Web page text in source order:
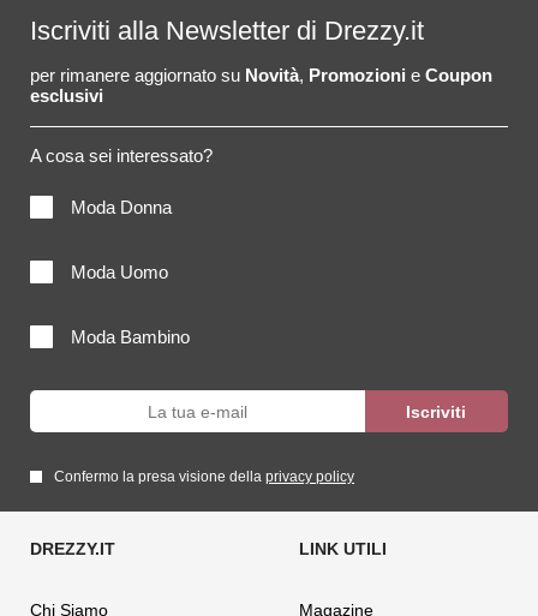
Iscriviti alla Newsletter di Drezzy.it
per rimanere aggiornato su Novità, Promozioni e Coupon
esclusivi
A cosa sei interessato?
Moda Donna
Moda Uomo
Moda Bambino
Confermo la presa visione della privacy policy
Chi Siamo Magazine